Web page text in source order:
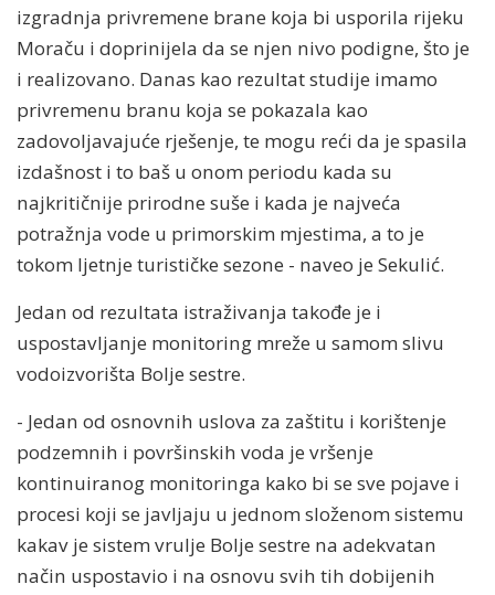
izgradnja privremene brane koja bi usporila rijeku
Moraču i doprinijela da se njen nivo podigne, što je
i realizovano. Danas kao rezultat studije imamo
privremenu branu koja se pokazala kao
zadovoljavajuće rješenje, te mogu reći da je spasila
izdašnost i to baš u onom periodu kada su
najkritičnije prirodne suše i kada je najveća
potražnja vode u primorskim mjestima, a to je
tokom ljetnje turističke sezone - naveo je Sekulić.
Jedan od rezultata istraživanja takođe je i
uspostavljanje monitoring mreže u samom slivu
vodoizvorišta Bolje sestre.
- Jedan od osnovnih uslova za zaštitu i korištenje
podzemnih i površinskih voda je vršenje
kontinuiranog monitoringa kako bi se sve pojave i
procesi koji se javljaju u jednom složenom sistemu
kakav je sistem vrulje Bolje sestre na adekvatan
način uspostavio i na osnovu svih tih dobijenih